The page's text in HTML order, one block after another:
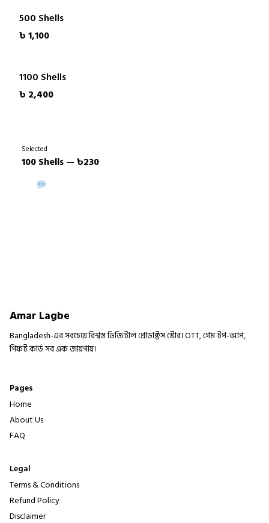
500 Shells
৳ 1,100
1100 Shells
৳ 2,400
Selected
100 Shells — ৳230
Amar Lagbe
Bangladesh-এর সবচেয়ে বিশ্বস্ত ডিজিটাল প্রোডাক্টস স্টোর। OTT, গেম টপ-আপ,
গিফট কার্ড সব এক জায়গায়।
Pages
Home
About Us
FAQ
Legal
Terms & Conditions
Refund Policy
Disclaimer